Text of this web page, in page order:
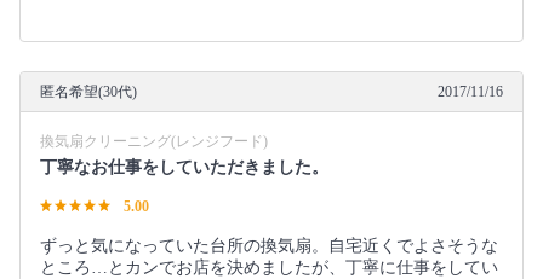
匿名希望(30代) 2017/11/16
換気扇クリーニング(レンジフード)
丁寧なお仕事をしていただきました。
5.00
ずっと気になっていた台所の換気扇。自宅近くでよさそうな
ところ…とカンでお店を決めましたが、丁寧に仕事をしてい